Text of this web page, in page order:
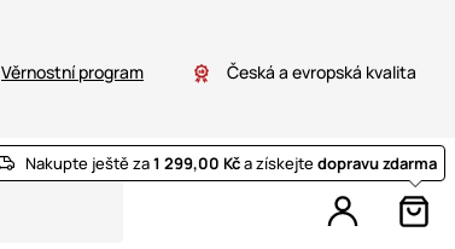
Věrnostní program
Česká a evropská kvalita
Nakupte ještě za1 299,00 Kča získejtedopravu zdarma